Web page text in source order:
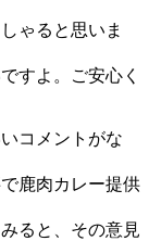
ゃると思いま
すよ。ご安心く
コメントがな
鹿肉カレー提供
ると、その意見